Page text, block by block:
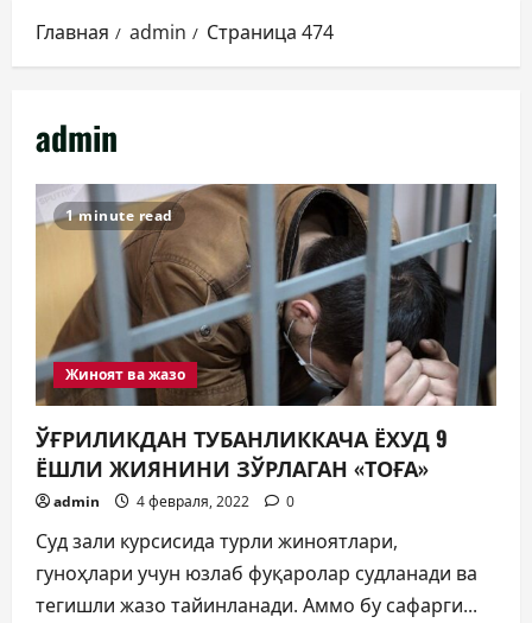
Главная admin Страница 474
admin
1 minute read
Жиноят ва жазо
ЎҒРИЛИКДАН ТУБАНЛИККАЧА ЁХУД 9
ЁШЛИ ЖИЯНИНИ ЗЎРЛАГАН «ТОҒА»
admin 4 февраля, 2022 0
Суд зали курсисида турли жиноятлари,
гуноҳлари учун юзлаб фуқаролар судланади ва
тегишли жазо тайинланади. Аммо бу сафарги...